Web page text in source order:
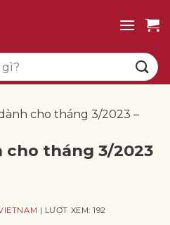
cho tháng 3/2023 –
cho tháng 3/2023
| LƯỢT XEM: 192